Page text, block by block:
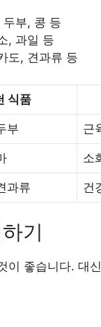
부, 콩 등
, 과일 등
도, 견과류 등
식품
부 근
소
과류 건
기
이 좋습니다. 대